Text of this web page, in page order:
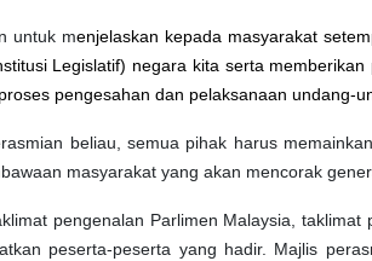
untuk menjelaskan kepada masyarakat
Legislatif) negara kita serta
pengesahan dan pelaksanaan undang-
beliau, semua pihak harus
masyarakat yang akan mencorak
pengenalan Parlimen Malaysia,
peserta-peserta yang hadir. Majlis